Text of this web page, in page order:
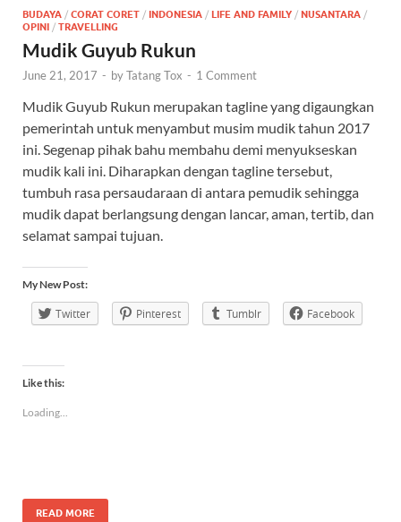
BUDAYA / CORAT CORET / INDONESIA / LIFE AND FAMILY / NUSANTARA /
OPINI / TRAVELLING
Mudik Guyub Rukun
June 21, 2017 - byTatang Tox - 1 Comment
Mudik Guyub Rukun merupakan tagline yang digaungkan
pemerintah untuk menyambut musim mudik tahun 2017
ini. Segenap pihak bahu membahu demi menyukseskan
mudik kali ini. Diharapkan dengan tagline tersebut,
tumbuh rasa persaudaraan di antara pemudik sehingga
mudik dapat berlangsung dengan lancar, aman, tertib, dan
selamat sampai tujuan.
My New Post:
Twitter Pinterest Tumblr Facebook
Like this:
Loading...
READ MORE